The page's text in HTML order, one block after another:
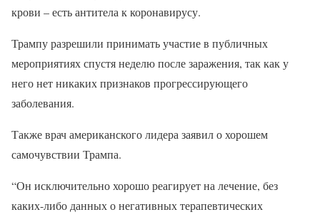
крови – есть антитела к коронавирусу.
Трампу разрешили принимать участие в публичных
мероприятиях спустя неделю после заражения, так как у
него нет никаких признаков прогрессирующего
заболевания.
Также врач американского лидера заявил о хорошем
самочувствии Трампа.
“Он исключительно хорошо реагирует на лечение, без
каких-либо данных о негативных терапевтических